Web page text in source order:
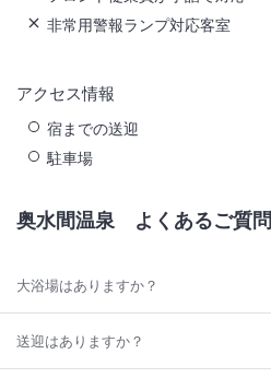
非常用警報ランプ対応客室
アクセス情報
宿までの送迎
駐車場
奥水間温泉 よくあるご質問
大浴場はありますか？
送迎はありますか？